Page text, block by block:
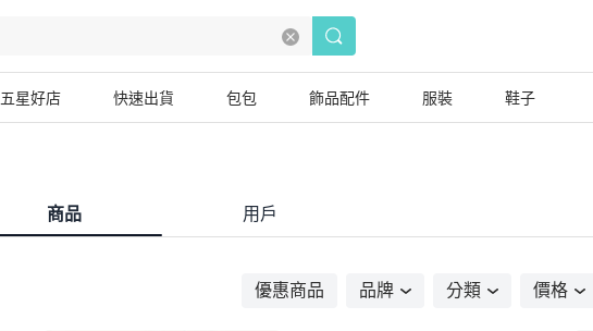
五星好店 快速出貨 包包 飾品配件 服裝 鞋子
商品 用戶
優惠商品 品牌 分類 價格